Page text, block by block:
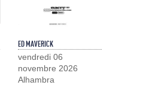
ED MAVERICK
vendredi 06
novembre 2026
Alhambra